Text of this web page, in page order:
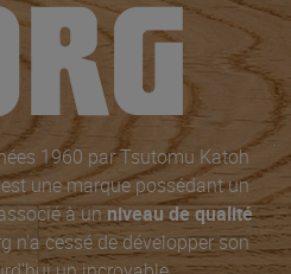
1960 par Tsutomu Katoh
une marque possédant un
à unniveau de qualité
n'a cessé de développer son